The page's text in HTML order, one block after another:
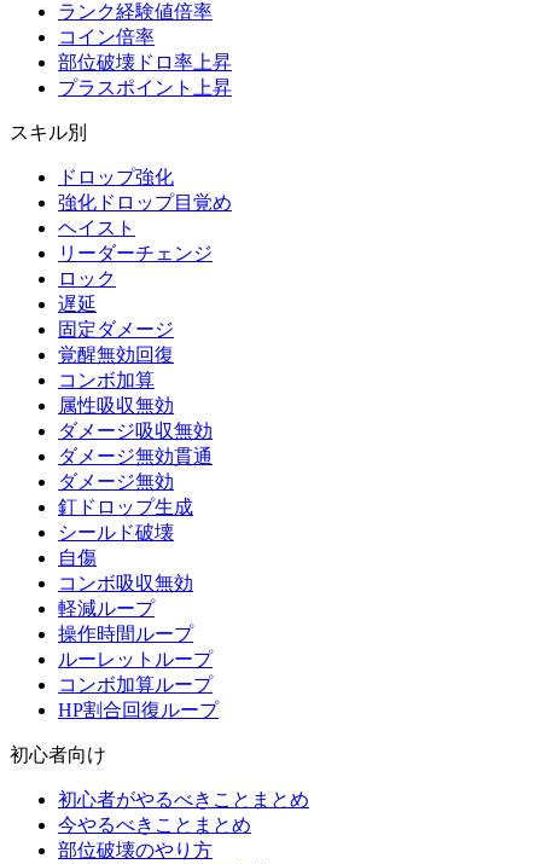
ランク経験値倍率
コイン倍率
部位破壊ドロ率上昇
プラスポイント上昇
スキル別
ドロップ強化
強化ドロップ目覚め
ヘイスト
リーダーチェンジ
ロック
遅延
固定ダメージ
覚醒無効回復
コンボ加算
属性吸収無効
ダメージ吸収無効
ダメージ無効貫通
ダメージ無効
釘ドロップ生成
シールド破壊
自傷
コンボ吸収無効
軽減ループ
操作時間ループ
ルーレットループ
コンボ加算ループ
HP割合回復ループ
初心者向け
初心者がやるべきことまとめ
今やるべきことまとめ
部位破壊のやり方